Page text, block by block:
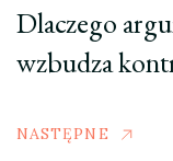
Dlaczego
wzbudza
NASTĘPNE